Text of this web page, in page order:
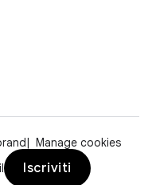
Manage cookies
Iscriviti